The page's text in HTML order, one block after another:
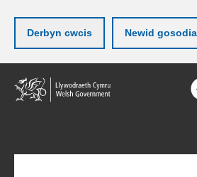
Derbyn cwcis Newid
Neidio
i'r
prif